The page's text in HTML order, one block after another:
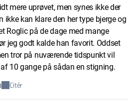
mere uprøvet, men synes ikke der
ikke kan klare den her type bjerge og
Roglic på de dage med mange
jeg godt kalde han favorit. Oddset
tror på nuværende tidspunkt vil
10 gange på sådan en stigning.
Citér